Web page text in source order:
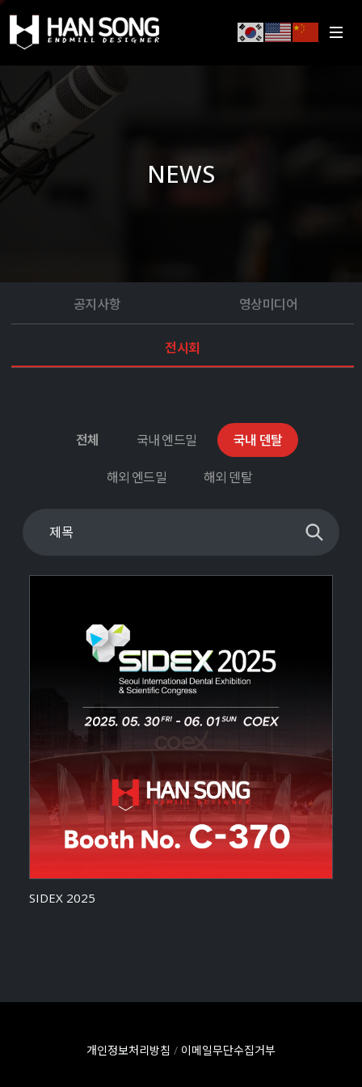
NEWS
공지사항 영상미디어
전시회
전체 국내 엔드밀 국내 덴탈
해외 엔드밀 해외 덴탈
SIDEX 2025
개인정보처리방침 / 이메일무단수집거부